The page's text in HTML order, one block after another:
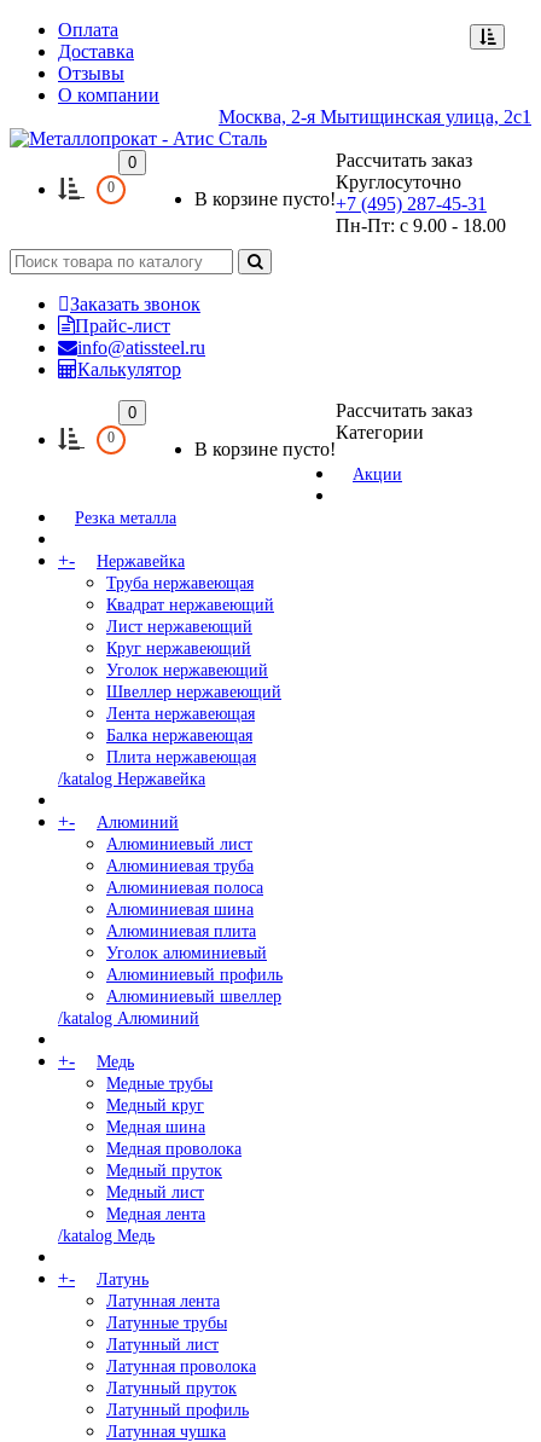
Оплата
Доставка
Отзывы
О компании
Москва, 2-я Мытищинская улица, 2с1
0
0
В корзине пусто!
Рассчитать заказ
Круглосуточно
+7 (495) 287-45-31
Пн-Пт: с 9.00 - 18.00
Заказать звонок
Прайс-лист
info@atissteel.ru
Калькулятор
0
0
В корзине пусто!
Рассчитать заказ
Категории
Акции
Резка металла
+-
Нержавейка
Труба нержавеющая
Квадрат нержавеющий
Лист нержавеющий
Круг нержавеющий
Уголок нержавеющий
Швеллер нержавеющий
Лента нержавеющая
Балка нержавеющая
Плита нержавеющая
/katalog Нержавейка
+-
Алюминий
Алюминиевый лист
Алюминиевая труба
Алюминиевая полоса
Алюминиевая шина
Алюминиевая плита
Уголок алюминиевый
Алюминиевый профиль
Алюминиевый швеллер
/katalog Алюминий
+-
Медь
Медные трубы
Медный круг
Медная шина
Медная проволока
Медный пруток
Медный лист
Медная лента
/katalog Медь
+-
Латунь
Латунная лента
Латунные трубы
Латунный лист
Латунная проволока
Латунный пруток
Латунный профиль
Латунная чушка